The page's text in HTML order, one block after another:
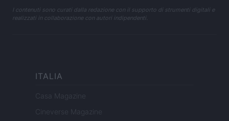
I contenuti sono curati dalla redazione con il supporto di strumenti digitali e
realizzati in collaborazione con autori indipendenti.
ITALIA
Casa Magazine
Cineverse Magazine